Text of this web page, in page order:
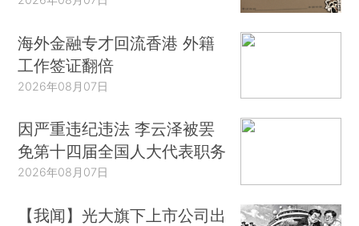
海外金融专才回流香港 外籍
工作签证翻倍
2026年08月07日
因严重违纪违法 李云泽被罢
免第十四届全国人大代表职务
2026年08月07日
【我闻】光大旗下上市公司出